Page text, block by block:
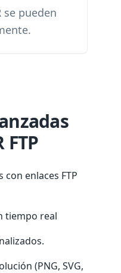
se pueden
con enlaces FTP
tiempo real
(PNG, SVG,